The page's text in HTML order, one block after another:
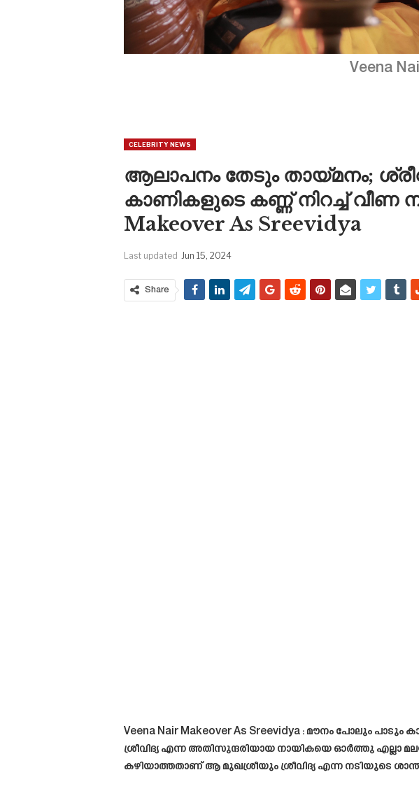
Veena
CELEBRITY NEWS
ആലാപനം തേടും തായ്‌മനം;
കാണികളുടെ കണ്ണ് നിറച്ച് വീണ
Makeover As Sreevidya
Last updated Jun 15, 2024
Share
Veena Nair Makeover As Sreevidya : മൗനം പോലും
ശ്രീവിദ്യ എന്ന അതിസുന്ദരിയായ നായികയെ ഓർത്തു എല്ലാ
കഴിയാത്തതാണ് ആ മുഖശ്രീയും ശ്രീവിദ്യ എന്ന നടിയുടെ